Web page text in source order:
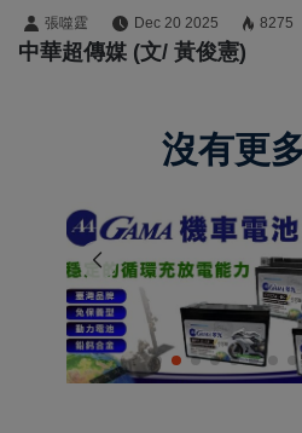
務 12月25日正
疏運
張噬霆 Dec 20 2025 8275
中華超傳媒 (文/ 黃俊憲)
沒有更